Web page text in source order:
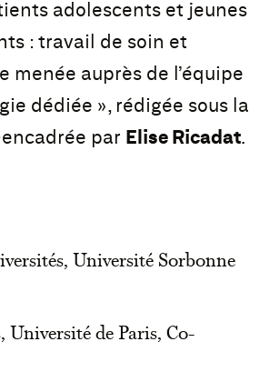
adolescents et jeunes
: travail de soin et
menée auprès de l’équipe
dédiée », rédigée sous la
par Elise Ricadat.
Université Sorbonne
Université de Paris, Co-